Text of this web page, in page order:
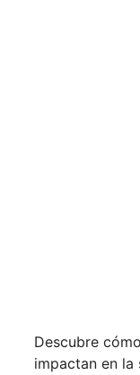
Descubre
impactan en